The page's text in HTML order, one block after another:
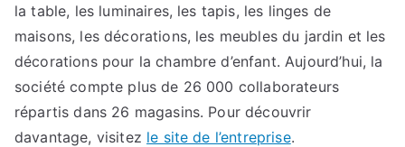
la table, les luminaires, les tapis, les linges de
maisons, les décorations, les meubles du jardin et les
décorations pour la chambre d’enfant. Aujourd’hui, la
société compte plus de 26 000 collaborateurs
répartis dans 26 magasins. Pour découvrir
davantage, visitez le site de l’entreprise.